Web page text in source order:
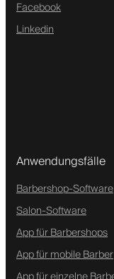
Facebook
Linkedin
Anwendungsfälle
Barbershop-Software
Salon-Software
App für Barbershops
App für mobile Barber